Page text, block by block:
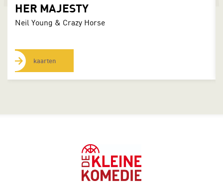
HER MAJESTY
Neil Young & Crazy Horse
kaarten